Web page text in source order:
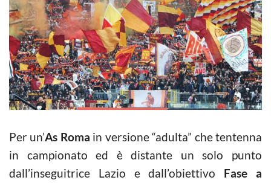
Per un’As Roma in versione “adulta” che tentenna
in campionato ed è distante un solo punto
dall’inseguitrice Lazio e dall’obiettivo Fase a